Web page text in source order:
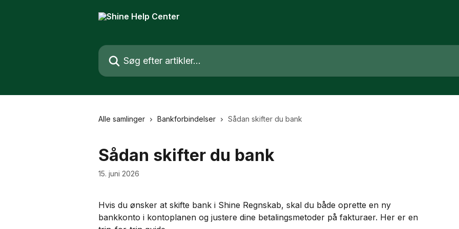
Søg efter artikler...
Alle samlinger Bankforbindelser Sådan skifter du bank
Sådan skifter du bank
15. juni 2026
Hvis du ønsker at skifte bank i Shine Regnskab, skal du både oprette en ny
bankkonto i kontoplanen og justere dine betalingsmetoder på fakturaer. Her er en